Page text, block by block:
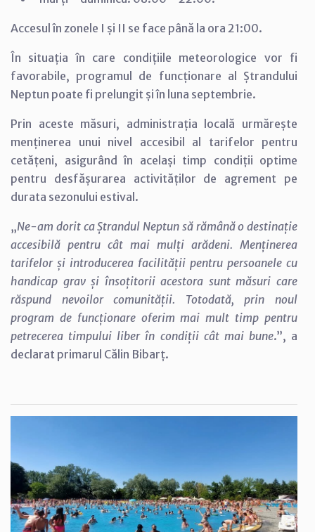
Accesul în zonele I și II se face până la ora 21:00.
În situația în care condițiile meteorologice vor fi
favorabile, programul de funcționare al Ștrandului
Neptun poate fi prelungit și în luna septembrie.
Prin aceste măsuri, administrația locală urmărește
menținerea unui nivel accesibil al tarifelor pentru
cetățeni, asigurând în același timp condiții optime
pentru desfășurarea activităților de agrement pe
durata sezonului estival.
„Ne-am dorit ca Ștrandul Neptun să rămână o destinație
accesibilă pentru cât mai mulți arădeni. Menținerea
tarifelor și introducerea facilității pentru persoanele cu
handicap grav și însoțitorii acestora sunt măsuri care
răspund nevoilor comunității. Totodată, prin noul
program de funcționare oferim mai mult timp pentru
petrecerea timpului liber în condiții cât mai bune.”, a
declarat primarul Călin Bibarț.